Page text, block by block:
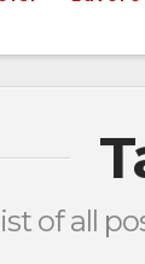
of all